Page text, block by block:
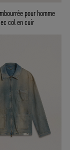
pour homme
col en cuir